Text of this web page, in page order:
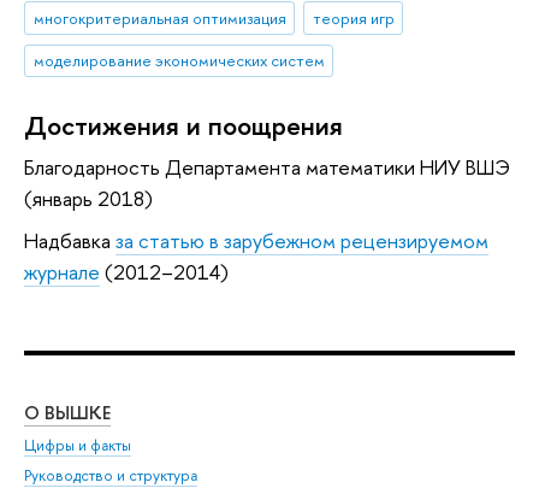
многокритериальная оптимизация
теория игр
моделирование экономических систем
Достижения и поощрения
Благодарность Департамента математики НИУ ВШЭ
(январь 2018)
Надбавка за статью в зарубежном рецензируемом
журнале (2012–2014)
О ВЫШКЕ
Цифры и факты
Руководство и структура